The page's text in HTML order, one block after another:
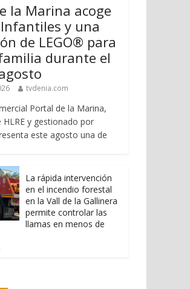
la Marina acoge
y una
de LEGO® para
durante el
tvdenia.com
Portal de la Marina,
HLRE y gestionado por
este agosto una de
La rápida intervención
en el incendio forestal
en la Vall de la Gallinera
permite controlar las
llamas en menos de